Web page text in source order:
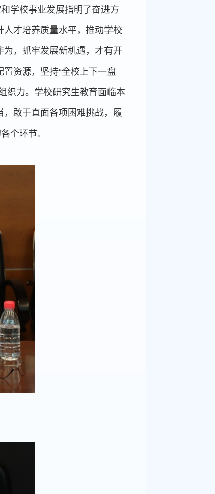
学校事业发展指明了奋进方
才培养质量水平，推动学校
，抓牢发展新机遇，才有开
资源，坚持“全校上下一盘
织力。学校研究生教育面临本
敢于直面各项困难挑战，履
个环节。